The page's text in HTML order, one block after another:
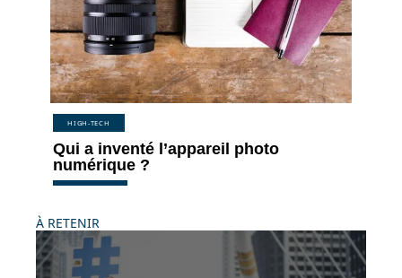
HIGH-TECH
Qui a inventé l’appareil photo
numérique ?
À RETENIR